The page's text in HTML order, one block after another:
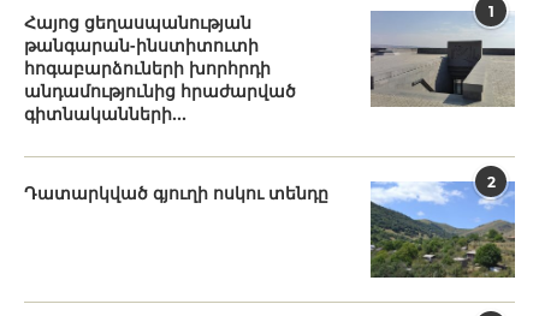
1
Հայոց ցեղասպանության
թանգարան-ինստիտուտի
հոգաբարձուների խորհրդի
անդամությունից հրաժարված
գիտնականների...
2
Դատարկված գյուղի ոսկու տենդը